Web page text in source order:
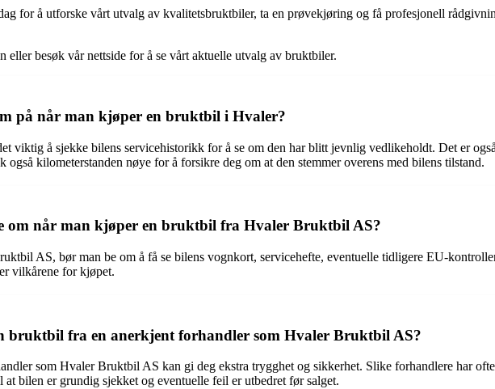
for å utforske vårt utvalg av kvalitetsbruktbiler, ta en prøvekjøring og få profesjonell
eller besøk vår nettside for å se vårt aktuelle utvalg av bruktbiler.
på når man kjøper en bruktbil i Hvaler?
viktig å sjekke bilens servicehistorikk for å se om den har blitt jevnlig vedlikeholdt. Det er
kilometerstanden nøye for å forsikre deg om at den stemmer overens med bilens tilstand.
om når man kjøper en bruktbil fra Hvaler Bruktbil AS?
AS, bør man be om å få se bilens vognkort, servicehefte, eventuelle tidligere EU-
vilkårene for kjøpet.
bruktbil fra en anerkjent forhandler som Hvaler Bruktbil AS?
som Hvaler Bruktbil AS kan gi deg ekstra trygghet og sikkerhet. Slike forhandlere har
bilen er grundig sjekket og eventuelle feil er utbedret før salget.